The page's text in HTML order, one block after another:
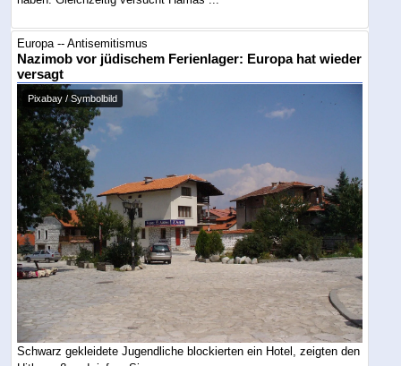
Europa -- Antisemitismus
Nazimob vor jüdischem Ferienlager: Europa hat wieder
versagt
Pixabay / Symbolbild
Schwarz gekleidete Jugendliche blockierten ein Hotel, zeigten den